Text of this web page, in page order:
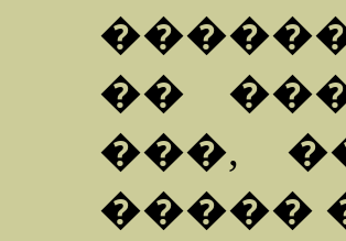
��
���,
�����